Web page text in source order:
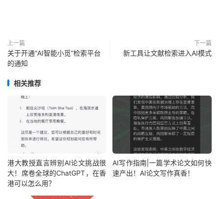
上一篇
关于开通“AI智能小觅”检索平台
的通知
下一篇
新工具让文献检索进入AI模式
相关推荐
港大教授直言辨别AI论文挑战很
大！席卷全球的ChatGPT，在香
港可以怎么用？
AI写作指南|一篇学术论文如何快
速产出！AI论文写作真香！